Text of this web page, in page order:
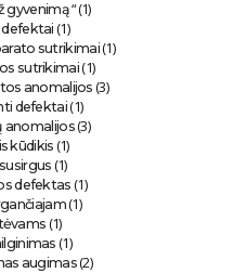
gyvenimą“ (1)
(1)
sutrikimai(1)
sutrikimai(1)
anomalijos (3)
defektai (1)
anomalijos(3)
kūdikis (1)
(1)
defektas (1)
(1)
(1)
(1)
augimas(2)